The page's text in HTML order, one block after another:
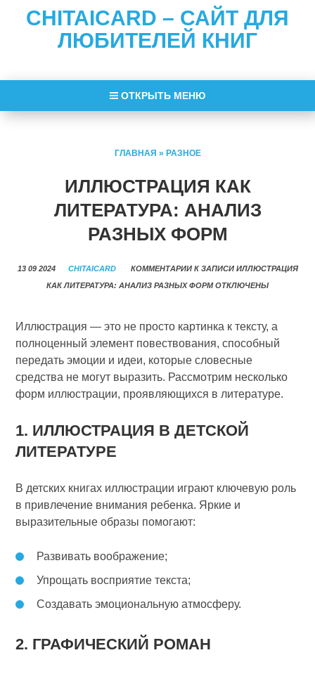
CHITAICARD – САЙТ ДЛЯ
ЛЮБИТЕЛЕЙ КНИГ
ОТКРЫТЬ МЕНЮ
ГЛАВНАЯ » РАЗНОЕ
ИЛЛЮСТРАЦИЯ КАК
ЛИТЕРАТУРА: АНАЛИЗ
РАЗНЫХ ФОРМ
13 09 2024 CHITAICARD КОММЕНТАРИИК ЗАПИСИ ИЛЛЮСТРАЦИЯ
КАК ЛИТЕРАТУРА: АНАЛИЗ РАЗНЫХ ФОРМОТКЛЮЧЕНЫ
Иллюстрация — это не просто картинка к тексту, а
полноценный элемент повествования, способный
передать эмоции и идеи, которые словесные
средства не могут выразить. Рассмотрим несколько
форм иллюстрации, проявляющихся в литературе.
1. ИЛЛЮСТРАЦИЯ В ДЕТСКОЙ
ЛИТЕРАТУРЕ
В детских книгах иллюстрации играют ключевую роль
в привлечение внимания ребенка. Яркие и
выразительные образы помогают:
Развивать воображение;
Упрощать восприятие текста;
Создавать эмоциональную атмосферу.
2. ГРАФИЧЕСКИЙ РОМАН